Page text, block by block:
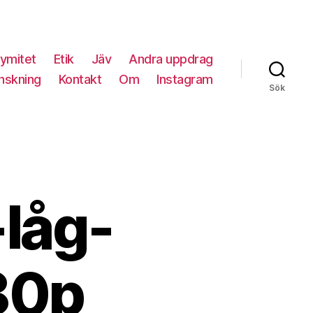
Etik Jäv
Andra uppdrag
Kontakt Om Instagram
Sök